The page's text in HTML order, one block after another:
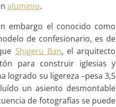
aluminio.
embargo el conocido como
de confesionario, es de
Shigeru Ban, el arquitecto
para construir iglesias y
logrado su ligereza –pesa 3,5
un asiento desmontable
de fotografías se puede